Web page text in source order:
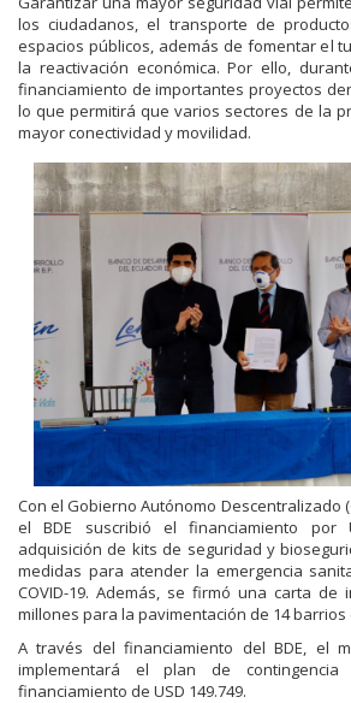
los ciudadanos, el transporte de
espacios públicos, además de fomentar el
la reactivación económica. Por ello,
financiamiento de importantes proyectos
lo que permitirá que varios sectores de la
mayor conectividad y movilidad.
Con el Gobierno Autónomo Descentralizado
el BDE suscribió el financiamiento por
adquisición de kits de seguridad y
medidas para atender la emergencia
COVID-19. Además, se firmó una carta de
millones para la pavimentación de 14 barrios
A través del financiamiento del BDE, el
implementará el plan de
financiamiento de USD 149.749.